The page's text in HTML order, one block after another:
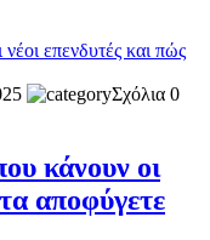
Σχόλια 0
κάνουν οι
αποφύγετε